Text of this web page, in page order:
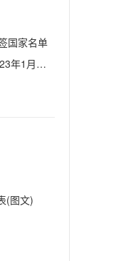
国家名单
持美国签证可以免签的国家和地区的名单 2023年1月更新
(图文)